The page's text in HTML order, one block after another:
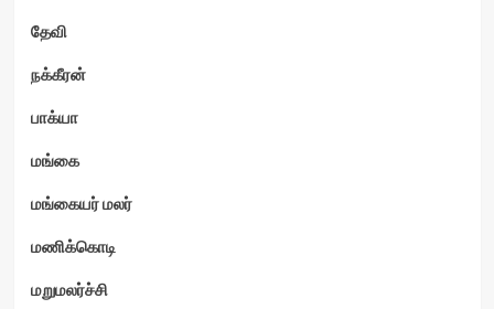
தேவி
நக்கீரன்
பாக்யா
மங்கை
மங்கையர் மலர்
மணிக்கொடி
மறுமலர்ச்சி